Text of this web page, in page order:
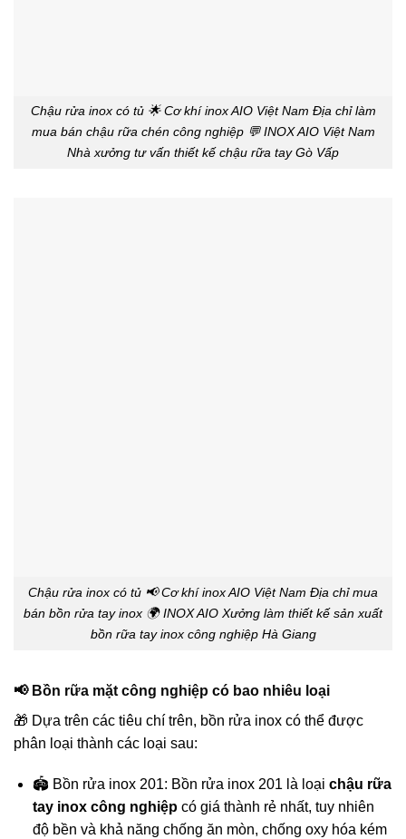
Chậu rửa inox có tủ 🌟 Cơ khí inox AIO Việt Nam Địa chỉ làm
mua bán chậu rữa chén công nghiệp 💬 INOX AIO Việt Nam
Nhà xưởng tư vấn thiết kế chậu rữa tay Gò Vấp
Chậu rửa inox có tủ 📢 Cơ khí inox AIO Việt Nam Địa chỉ mua
bán bồn rửa tay inox 🌍 INOX AIO Xưởng làm thiết kế sản xuất
bồn rữa tay inox công nghiệp Hà Giang
📢 Bồn rữa mặt công nghiệp có bao nhiêu loại
🎁 Dựa trên các tiêu chí trên, bồn rửa inox có thể được
phân loại thành các loại sau:
🏟️ Bồn rửa inox 201: Bồn rửa inox 201 là loại chậu rữa
tay inox công nghiệpcó giá thành rẻ nhất, tuy nhiên
độ bền và khả năng chống ăn mòn, chống oxy hóa kém